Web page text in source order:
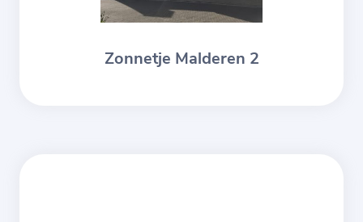
Zonnetje Malderen 2